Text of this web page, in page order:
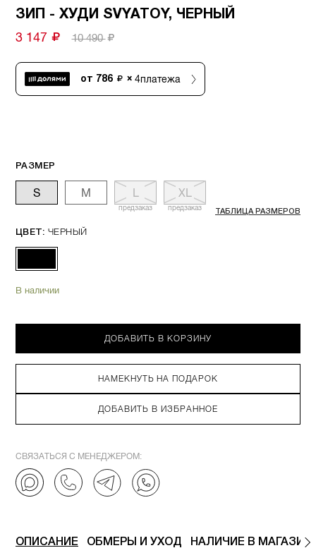
ЗИП - ХУДИ SVYATOY, ЧЕРНЫЙ
3 147 10 490
от 786 × 4платежа
РАЗМЕР
S M L
предзаказ
XL
предзаказ ТАБЛИЦА РАЗМЕРОВ
ЦВЕТ: ЧЕРНЫЙ
В наличии
ДОБАВИТЬ В КОРЗИНУ
НАМЕКНУТЬ НА ПОДАРОК
ДОБАВИТЬ В ИЗБРАННОЕ
СВЯЗАТЬСЯ С МЕНЕДЖЕРОМ:
ОПИСАНИЕ ОБМЕРЫ И УХОД НАЛИЧИЕ В